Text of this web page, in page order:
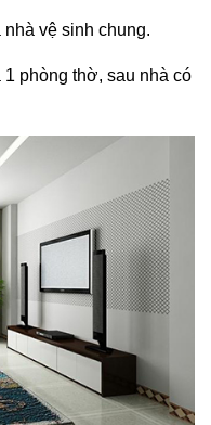
vệ sinh chung.
phòng thờ, sau nhà có